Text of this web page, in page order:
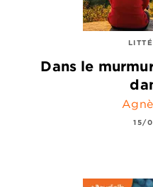
Dans le
15/